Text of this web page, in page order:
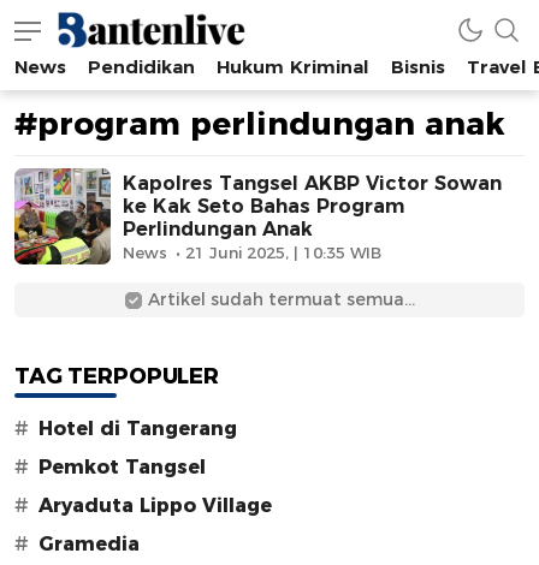
Bantenlive.com
Informasi Banten Terkini
News Pendidikan Hukum Kriminal Bisnis Travel
#program perlindungan anak
Kapolres Tangsel AKBP Victor Sowan
ke Kak Seto Bahas Program
Perlindungan Anak
News 21 Juni 2025, | 10:35 WIB
Artikel sudah termuat semua...
TAG TERPOPULER
# Hotel di Tangerang
# Pemkot Tangsel
# Aryaduta Lippo Village
# Gramedia